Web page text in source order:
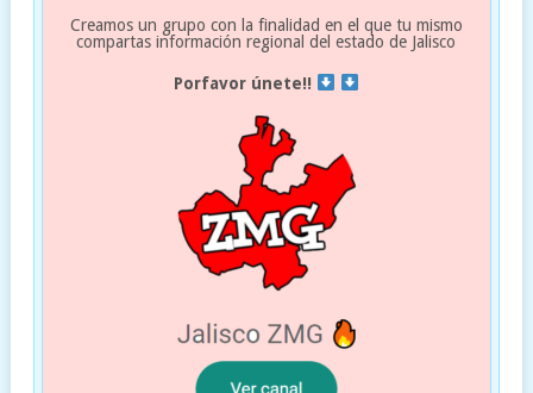
Creamos un grupo con la finalidad en el que tu mismo
compartas información regional del estado de Jalisco
Porfavor únete!!